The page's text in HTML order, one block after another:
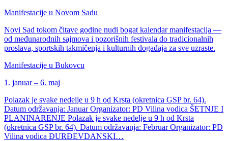
Manifestacije u Novom Sadu
Novi Sad tokom čitave godine nudi bogat kalendar manifestacija —
od međunarodnih sajmova i pozorišnih festivala do tradicionalnih
proslava, sportskih takmičenja i kulturnih događaja za sve uzraste.
Manifestacije u Bukovcu
1. januar – 6. maj
Polazak je svake nedelje u 9 h od Krsta (okretnica GSP br. 64).
Datum održavanja: Januar Organizator: PD Vilina vodica ŠETNJE I
PLANINARENJE Polazak je svake nedelje u 9 h od Krsta
(okretnica GSP br. 64). Datum održavanja: Februar Organizator: PD
Vilina vodica ĐURĐEVDANSKI…